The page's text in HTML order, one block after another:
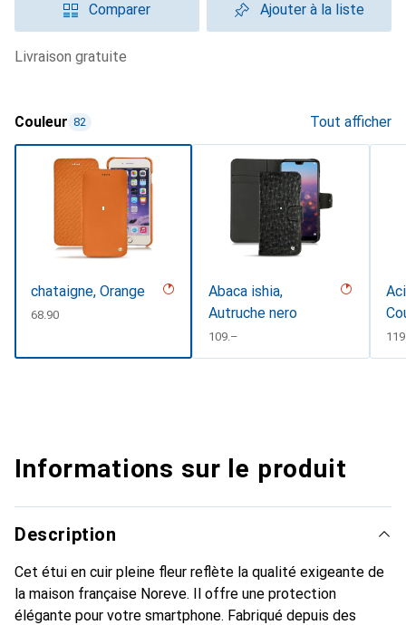
Comparer Ajouter à la liste
livraison gratuite
Couleur 82 Tout afficher
chataigne, Orange
CHF
68.90
Abaca ishia,
Autruche nero
CHF
109.–
Informations sur le produit
Description
Cet étui en cuir pleine fleur reflète la qualité exigeante de
la maison française Noreve. Il offre une protection
élégante pour votre smartphone. Fabriqué depuis des